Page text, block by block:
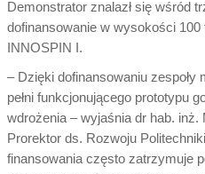
Demonstrator znalazł się wśród
dofinansowanie w wysokości
INNOSPIN I.
– Dzięki dofinansowaniu zespoły
pełni funkcjonującego prototypu
wdrożenia – wyjaśnia dr hab. inż.
Prorektor ds. Rozwoju
finansowania często zatrzymuje